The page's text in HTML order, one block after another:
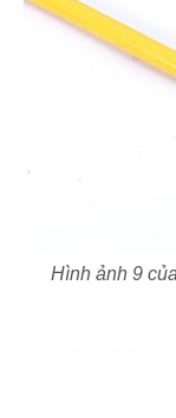
Hình ảnh 9